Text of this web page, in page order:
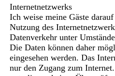
Internetnetzwerks
Ich weise meine Gäste
Nutzung des
Datenverkehr unter
Die Daten können daher
eingesehen werden. Das
nur den Zugang zum